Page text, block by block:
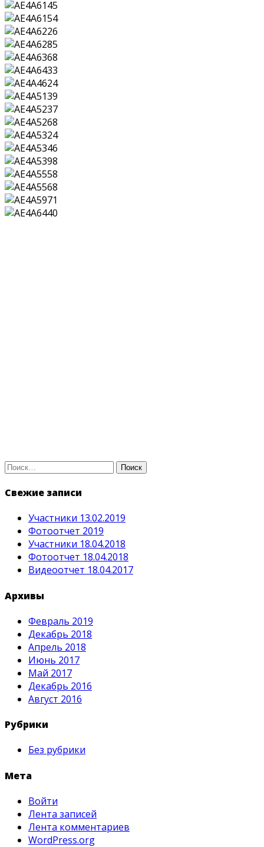
Найти:
Свежие записи
Участники 13.02.2019
Фотоотчет 2019
Участники 18.04.2018
Фотоотчет 18.04.2018
Видеоотчет 18.04.2017
Архивы
Февраль 2019
Декабрь 2018
Апрель 2018
Июнь 2017
Май 2017
Декабрь 2016
Август 2016
Рубрики
Без рубрики
Мета
Войти
Лента записей
Лента комментариев
WordPress.org